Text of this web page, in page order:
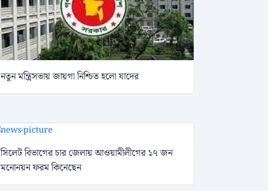
নতুন মন্ত্রিসভায় জায়গা নিশ্চিত হলো যাদের
সিলেট বিভাগের চার জেলায় আওয়ামীলীগের ১৭ জন
মনোনয়ন ফরম কিনেছেন